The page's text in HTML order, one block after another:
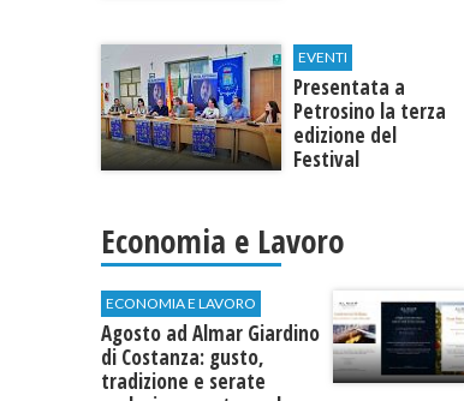
EVENTI
Presentata a
Petrosino la terza
edizione del
Festival
"Voci dal
Mediterraneo"
Economia e Lavoro
ECONOMIA E LAVORO
Agosto ad Almar Giardino
di Costanza: gusto,
tradizione e serate